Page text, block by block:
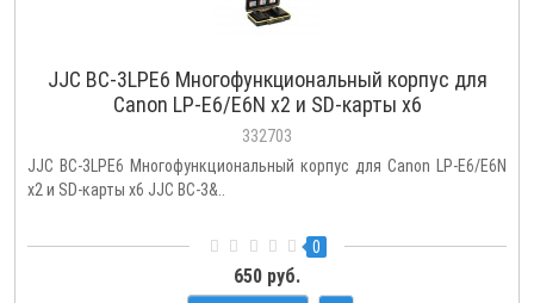
JJC BC-3LPE6 Многофункциональный корпус для
Canon LP-E6/E6N x2 и SD-карты x6
332703
JJC BC-3LPE6 Многофункциональный корпус для Canon LP-E6/E6N
x2 и SD-карты x6 JJC BC-3&..
0
650 руб.